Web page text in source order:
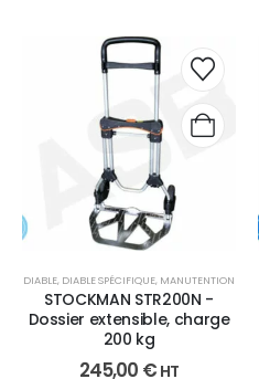
DIABLE, DIABLE SPÉCIFIQUE, MANUTENTION
STOCKMAN STR200N -
Dossier extensible, charge
200 kg
245,00 € HT